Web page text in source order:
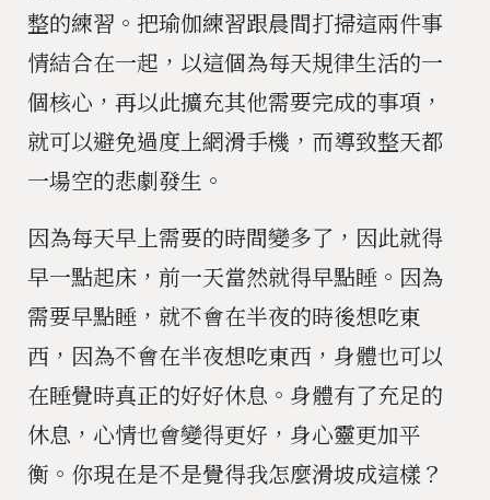
整的練習。把瑜伽練習跟晨間打掃這兩件事
情結合在一起，以這個為每天規律生活的一
個核心，再以此擴充其他需要完成的事項，
就可以避免過度上網滑手機，而導致整天都
一場空的悲劇發生。
因為每天早上需要的時間變多了，因此就得
早一點起床，前一天當然就得早點睡。因為
需要早點睡，就不會在半夜的時後想吃東
西，因為不會在半夜想吃東西，身體也可以
在睡覺時真正的好好休息。身體有了充足的
休息，心情也會變得更好，身心靈更加平
衡。你現在是不是覺得我怎麼滑坡成這樣？